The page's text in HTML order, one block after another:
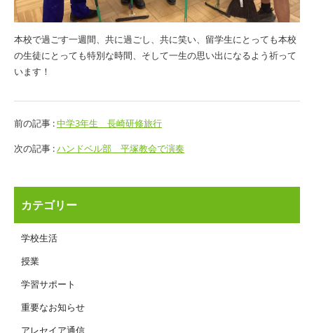
本校で過ごす一週間、共に過ごし、共に笑い、留学生にとっても本校
の生徒にとっても特別な時間、そして一生の思い出になるよう祈って
います！
前の記事 :中学3年生 長崎研修旅行
次の記事 :ハンドベル部 平塚教会で演奏
カテゴリー
学校生活
授業
学習サポート
重要なお知らせ
アレセイア通信